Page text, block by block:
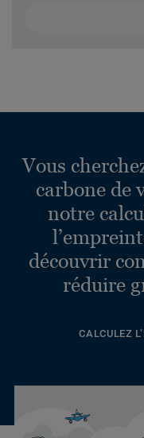
Vous
carbone de
notre
découvrir
réduire
CALCULEZ